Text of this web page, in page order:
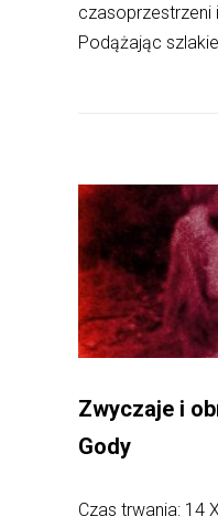
czasoprzestrzeni
Podążając
Zwyczaje i
Gody
Czas trwania: 14